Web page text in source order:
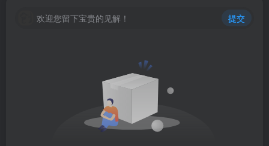
欢迎您留下宝贵的见解！ 提交